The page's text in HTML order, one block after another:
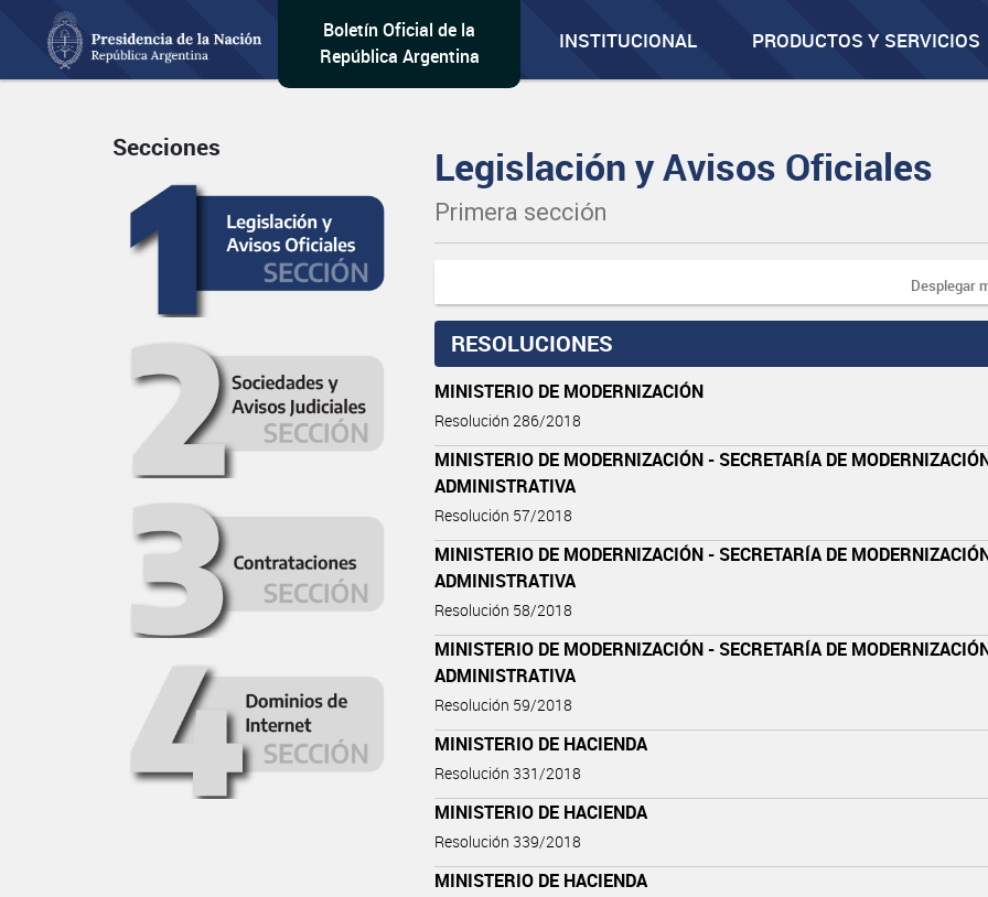
Boletín Oficial de la
República Argentina
INSTITUCIONAL PRODUCTOS Y SERVICIOS
Secciones Legislación y Avisos Oficiales
Primera sección
Desplegar
RESOLUCIONES
MINISTERIO DE MODERNIZACIÓN
Resolución 286/2018
MINISTERIO DE MODERNIZACIÓN - SECRETARÍA DE
ADMINISTRATIVA
Resolución 57/2018
MINISTERIO DE MODERNIZACIÓN - SECRETARÍA DE
ADMINISTRATIVA
Resolución 58/2018
MINISTERIO DE MODERNIZACIÓN - SECRETARÍA DE
ADMINISTRATIVA
Resolución 59/2018
MINISTERIO DE HACIENDA
Resolución 331/2018
MINISTERIO DE HACIENDA
Resolución 339/2018
MINISTERIO DE HACIENDA